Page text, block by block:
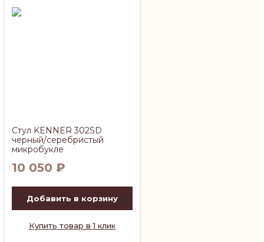
Стул KENNER 302SD
черный/серебристый
микробукле
10 050 ₽
Добавить в корзину
Купить товар в 1 клик